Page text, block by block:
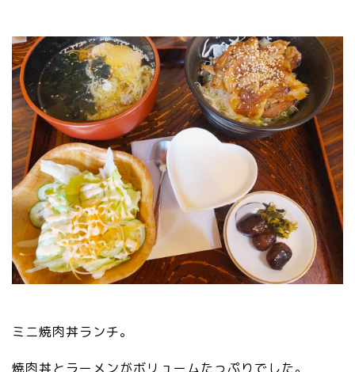
ミニ焼肉丼ランチ。
焼肉丼とラーメンがボリュームたっぷりでした。